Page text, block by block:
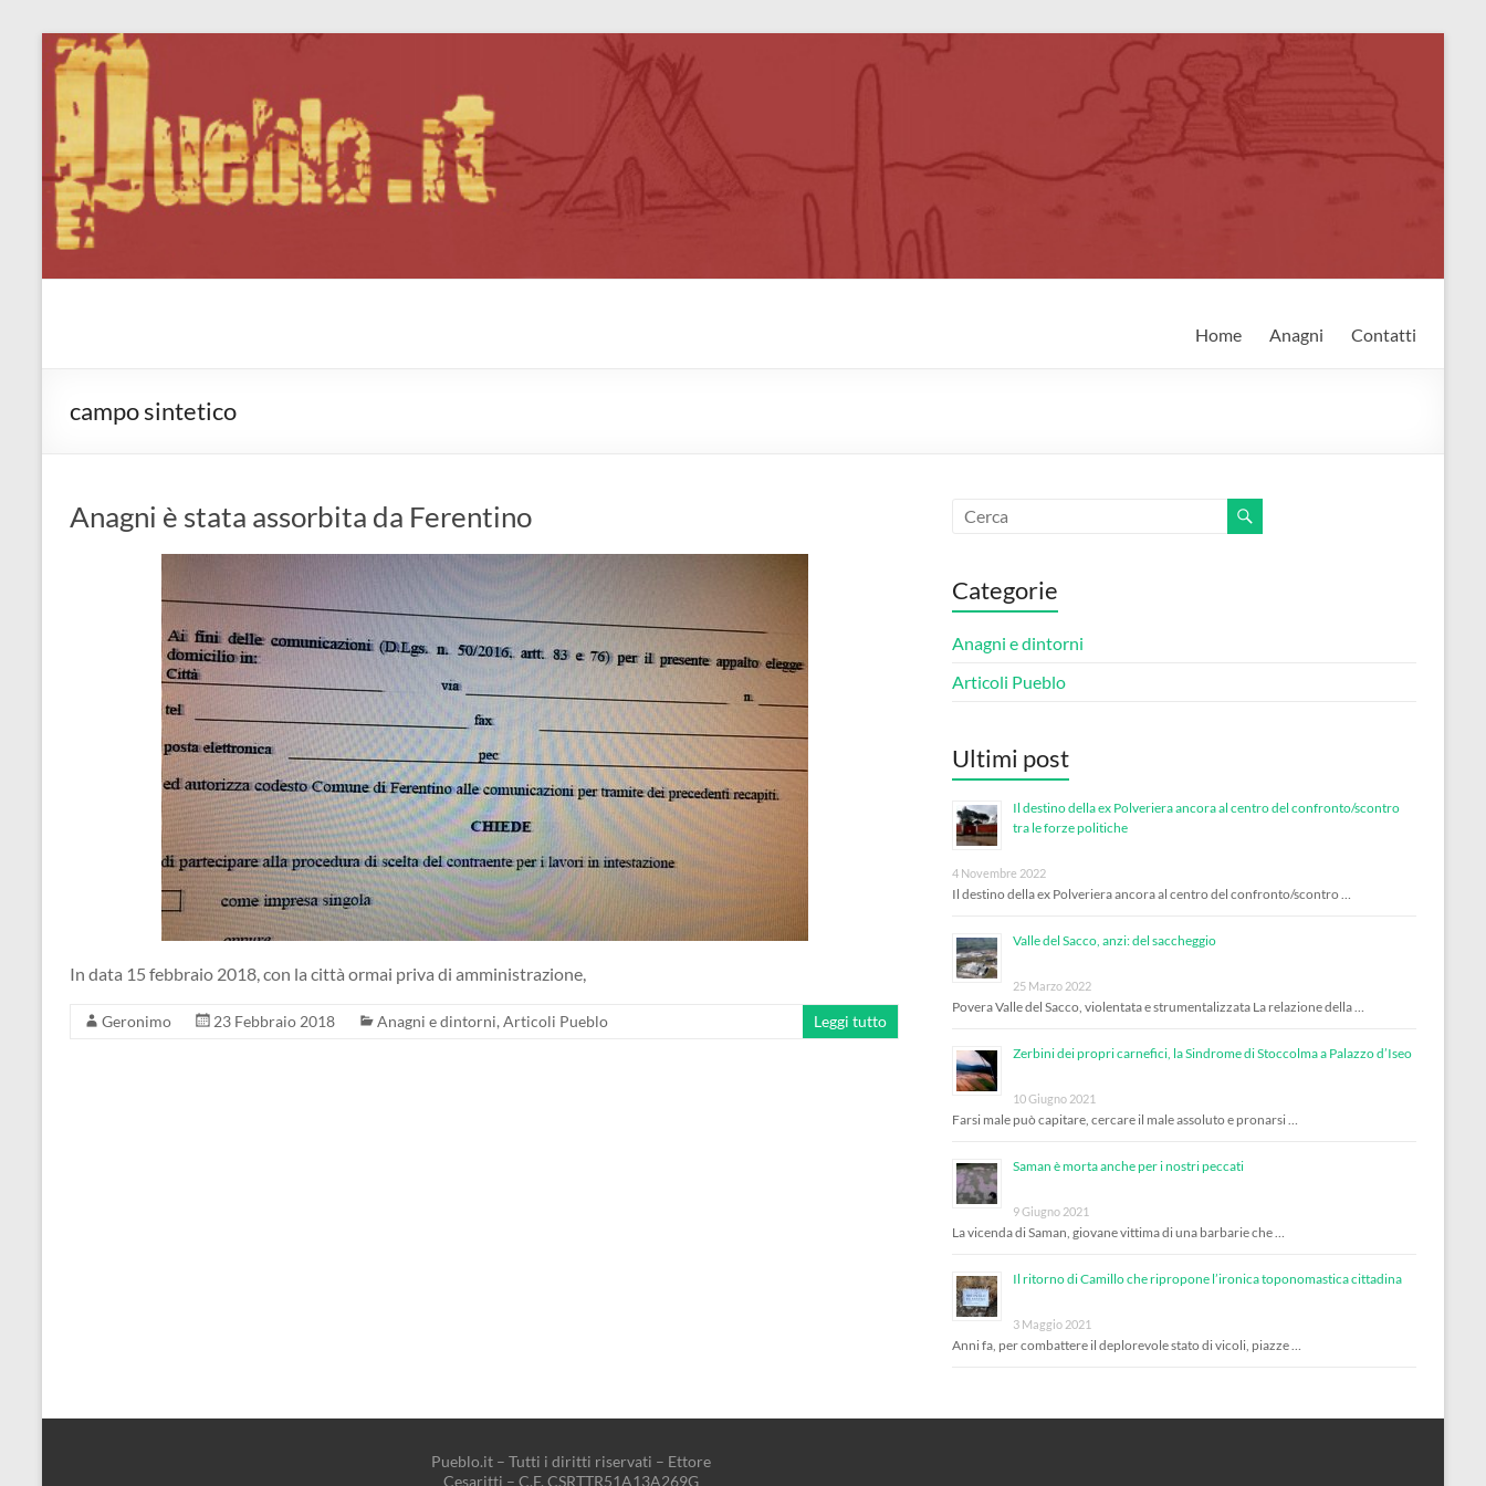
Salta
Home Anagni Contatti
campo sintetico
Anagni è stata assorbita da Ferentino
In data 15 febbraio 2018, con la città ormai priva di amministrazione,
Geronimo 23 Febbraio 2018 Anagni e dintorni, Articoli Pueblo Leggi tutto
Categorie
Anagni e dintorni
Articoli Pueblo
Ultimi post
Il destino della ex Polveriera ancora al centro del confronto/scontro
tra le forze politiche
4 Novembre 2022
Il destino della ex Polveriera ancora al centro del confronto/scontro …
Valle del Sacco, anzi: del saccheggio
25 Marzo 2022
Povera Valle del Sacco, violentata e strumentalizzata La relazione della …
Zerbini dei propri carnefici, la Sindrome di Stoccolma a Palazzo d’Iseo
10 Giugno 2021
Farsi male può capitare, cercare il male assoluto e pronarsi …
Saman è morta anche per i nostri peccati
9 Giugno 2021
La vicenda di Saman, giovane vittima di una barbarie che …
Il ritorno di Camillo che ripropone l’ironica toponomastica cittadina
3 Maggio 2021
Anni fa, per combattere il deplorevole stato di vicoli, piazze …
Pueblo.it – Tutti i diritti riservati – Ettore
Cesaritti – C.F. CSRTTR51A13A269G